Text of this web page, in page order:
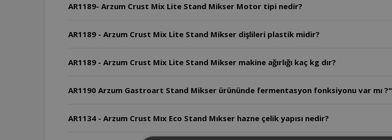
AR1189- Arzum Crust Mix Lite Stand Mikser Motor tipi nedir?
AR1189 - Arzum Crust Mix Lite Stand Mikser dişlileri plastik midir?
AR1189 - Arzum Crust Mix Lite Stand Mikser makine ağırlığı kaç kg dır?
AR1190 Arzum Gastroart Stand Mikser ürününde fermentasyon fonksiyonu var mı ?"
AR1134 - Arzum Crust Mıx Eco Stand Mıkser hazne çelik yapısı nedir?